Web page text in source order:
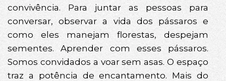
convivência. Para juntar as pessoas para
conversar, observar a vida dos pássaros e
como eles manejam florestas, despejam
sementes. Aprender com esses pássaros.
Somos convidados a voar sem asas. O espaço
traz a potência de encantamento. Mais do